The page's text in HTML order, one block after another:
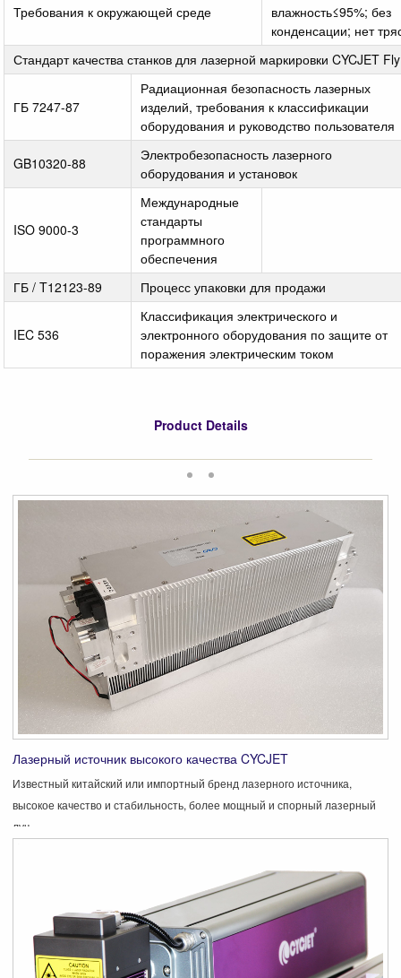
Требования к окружающей среде
влажность≤95%; без
конденсации; нет
Стандарт качества станков для лазерной маркировки CYCJET Fly
ГБ 7247-87
Радиационная безопасность лазерных
изделий, требования к классификации
оборудования и руководство пользователя
GB10320-88
Электробезопасность лазерного
оборудования и установок
ISO 9000-3
Международные
стандарты
программного
обеспечения
ГБ / T12123-89
Процесс упаковки для продажи
IEC 536
Классификация электрического и
электронного оборудования по защите от
поражения электрическим током
Product Details
Лазерный источник высокого качества CYCJET
Известный китайский или импортный бренд лазерного источника,
высокое качество и стабильность, более мощный и спорный лазерный
луч.